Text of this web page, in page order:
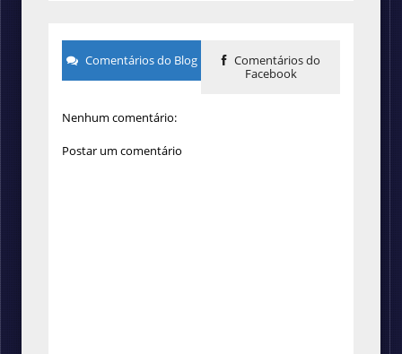
Comentários do Blog
Comentários do
Facebook
Nenhum comentário:
Postar um comentário